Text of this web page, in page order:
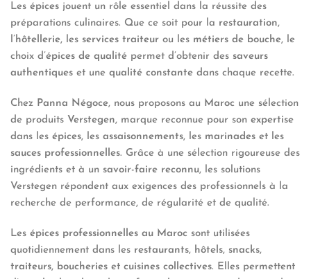
Les épices jouent un rôle essentiel dans la réussite des
préparations culinaires. Que ce soit pour la restauration,
l’hôtellerie, les services traiteur ou les métiers de bouche, le
choix d’épices de qualité permet d’obtenir des saveurs
authentiques et une qualité constante dans chaque recette.
Chez Panna Négoce, nous proposons au Maroc une sélection
de produits Verstegen, marque reconnue pour son expertise
dans les épices, les assaisonnements, les marinades et les
sauces professionnelles. Grâce à une sélection rigoureuse des
ingrédients et à un savoir-faire reconnu, les solutions
Verstegen répondent aux exigences des professionnels à la
recherche de performance, de régularité et de qualité.
Les épices professionnelles au Maroc sont utilisées
quotidiennement dans les restaurants, hôtels, snacks,
traiteurs, boucheries et cuisines collectives. Elles permettent